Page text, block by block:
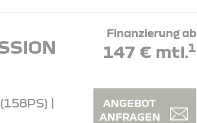
Finanzierung ab
147 € mtl.1
|
ANGEBOT
ANFRAGEN